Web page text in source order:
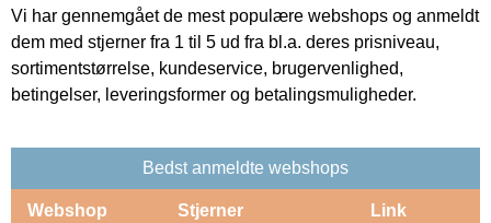
Vi har gennemgået de mest populære webshops og anmeldt
dem med stjerner fra 1 til 5 ud fra bl.a. deres prisniveau,
sortimentstørrelse, kundeservice, brugervenlighed,
betingelser, leveringsformer og betalingsmuligheder.
Bedst anmeldte webshops
Webshop Stjerner Link